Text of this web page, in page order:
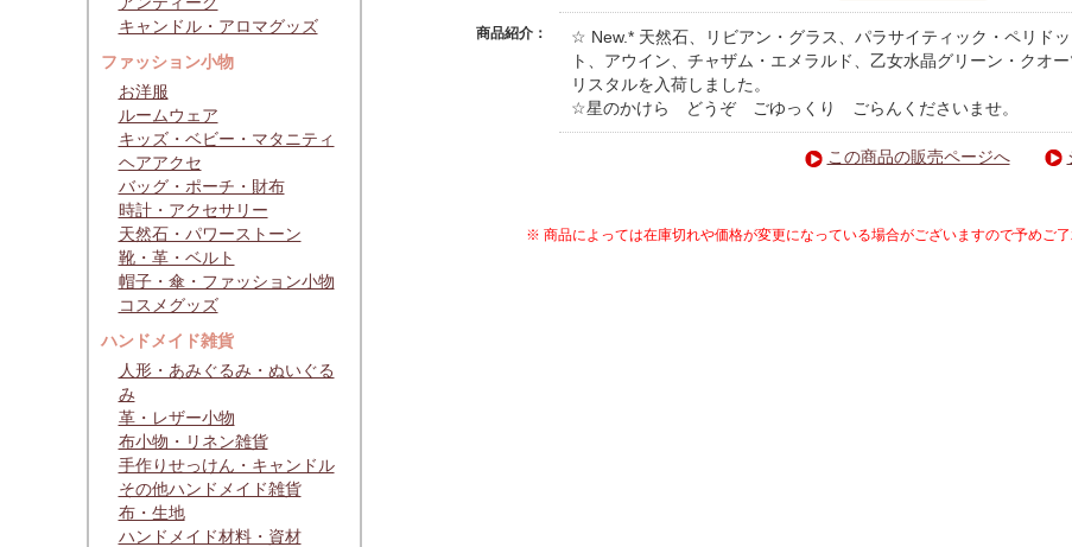
キャンドル・アロマグッズ
ファッション小物
お洋服
ルームウェア
キッズ・ベビー・マタニティ
ヘアアクセ
バッグ・ポーチ・財布
時計・アクセサリー
天然石・パワーストーン
靴・革・ベルト
帽子・傘・ファッション小物
コスメグッズ
ハンドメイド雑貨
人形・あみぐるみ・ぬいぐる
み
革・レザー小物
布小物・リネン雑貨
手作りせっけん・キャンドル
その他ハンドメイド雑貨
布・生地
ハンドメイド材料・資材
商品紹介：
☆ New.* 天然石、リビアン・グラス、パラサイティック・ペリド
ト、アウイン、チャザム・エメラルド、乙女水晶グリーン・クオ
リスタルを入荷しました。
☆星のかけら どうぞ ごゆっくり ごらんくださいませ。
この商品の販売ページへ
※ 商品によっては在庫切れや価格が変更になっている場合がございますので予めご了